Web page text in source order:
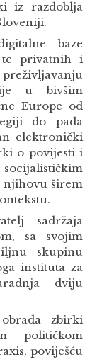
iz razdoblja
baze
te privatnih i
preživljavanju
u bivšim
Europe od
do pada
elektronički
o povijesti i
njihovu širem
sadržaja
sa svojim
skupinu
instituta za
dviju
zbirki
političkom
poviješću